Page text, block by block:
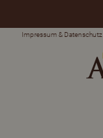
Impressum & Datenschutz